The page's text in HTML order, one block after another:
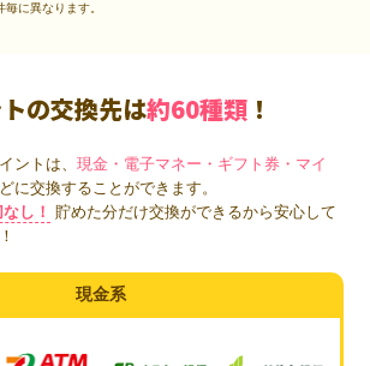
に異なります。
の交換先は約60種類 ！
ントは、現金・電子マネー・ギフト券・マイ
に交換することができます。
し！
貯めた分だけ交換ができるから安心して
現金系